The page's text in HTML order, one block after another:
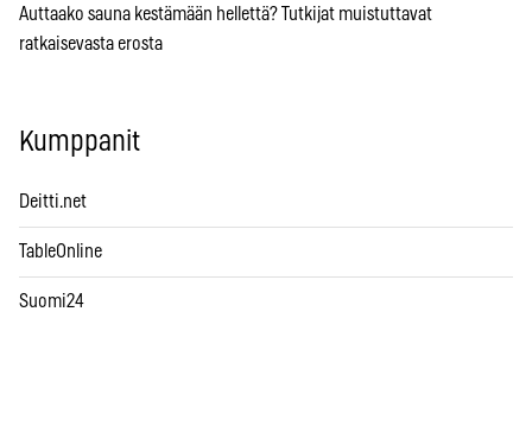
Auttaako sauna kestämään hellettä? Tutkijat muistuttavat
ratkaisevasta erosta
Kumppanit
Deitti.net
TableOnline
Suomi24